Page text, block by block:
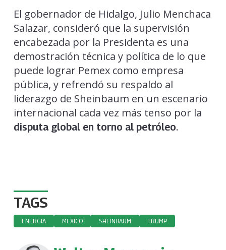
El gobernador de Hidalgo, Julio Menchaca
Salazar, consideró que la supervisión
encabezada por la Presidenta es una
demostración técnica y política de lo que
puede lograr Pemex como empresa
pública, y refrendó su respaldo al
liderazgo de Sheinbaum en un escenario
internacional cada vez más tenso por la
disputa global en torno al petróleo.
TAGS
ENERGIA MEXICO SHEINBAUM TRUMP